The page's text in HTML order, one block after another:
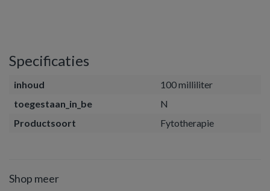
Specificaties
inhoud
100 milliliter
toegestaan_in_be
N
Productsoort
Fytotherapie
Shop meer